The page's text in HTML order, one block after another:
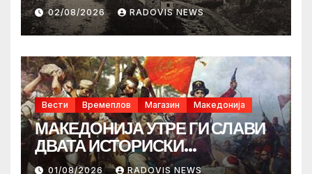
02/08/2026 RADOVIS NEWS
Вести Времеплов Магазин Македонија
МАКЕДОНИЈА УТРЕ ГИ СЛАВИ
ДВАТА ИСТОРИСКИ
ИЛИНДЕНА!
01/08/2026 RADOVIS NEWS